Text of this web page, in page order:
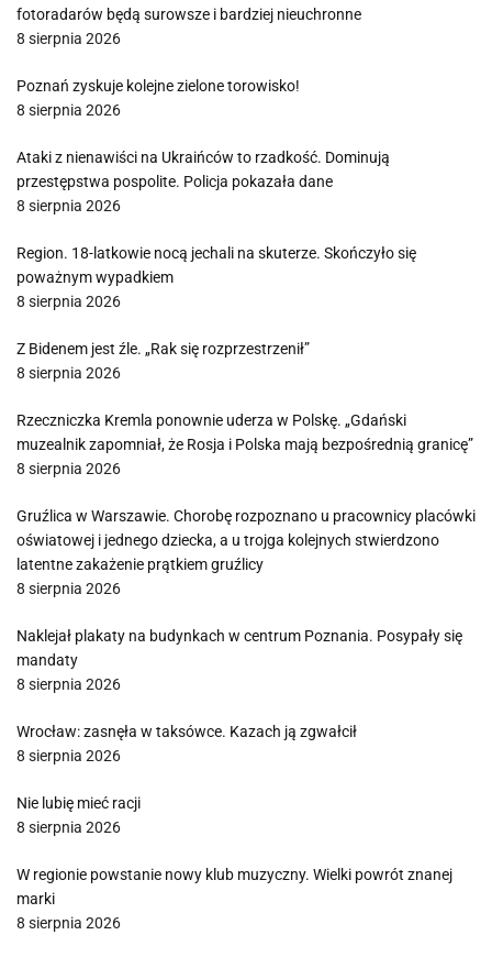
fotoradarów będą surowsze i bardziej nieuchronne
8 sierpnia 2026
Poznań zyskuje kolejne zielone torowisko!
8 sierpnia 2026
Ataki z nienawiści na Ukraińców to rzadkość. Dominują
przestępstwa pospolite. Policja pokazała dane
8 sierpnia 2026
Region. 18-latkowie nocą jechali na skuterze. Skończyło się
poważnym wypadkiem
8 sierpnia 2026
Z Bidenem jest źle. „Rak się rozprzestrzenił”
8 sierpnia 2026
Rzeczniczka Kremla ponownie uderza w Polskę. „Gdański
muzealnik zapomniał, że Rosja i Polska mają bezpośrednią granicę”
8 sierpnia 2026
Gruźlica w Warszawie. Chorobę rozpoznano u pracownicy placówki
oświatowej i jednego dziecka, a u trojga kolejnych stwierdzono
latentne zakażenie prątkiem gruźlicy
8 sierpnia 2026
Naklejał plakaty na budynkach w centrum Poznania. Posypały się
mandaty
8 sierpnia 2026
Wrocław: zasnęła w taksówce. Kazach ją zgwałcił
8 sierpnia 2026
Nie lubię mieć racji
8 sierpnia 2026
W regionie powstanie nowy klub muzyczny. Wielki powrót znanej
marki
8 sierpnia 2026